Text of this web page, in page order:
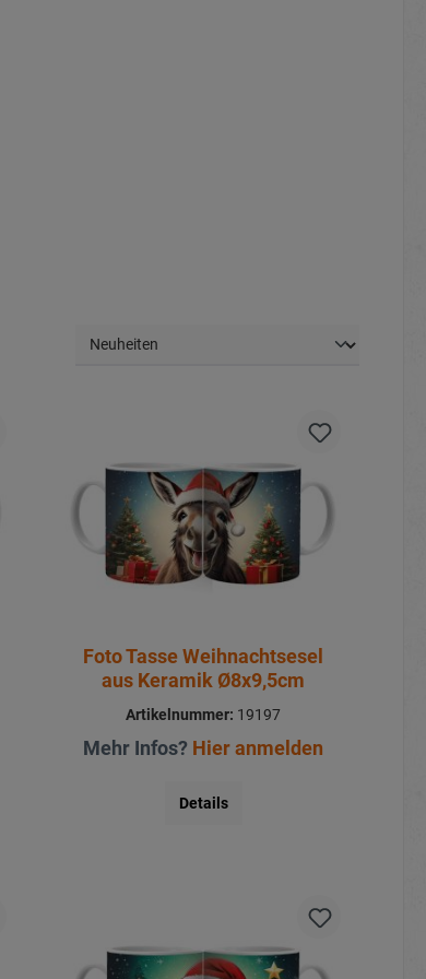
Foto Tasse Weihnachtsesel
aus Keramik Ø8x9,5cm
Artikelnummer: 19197
Mehr Infos? Hier anmelden
Details